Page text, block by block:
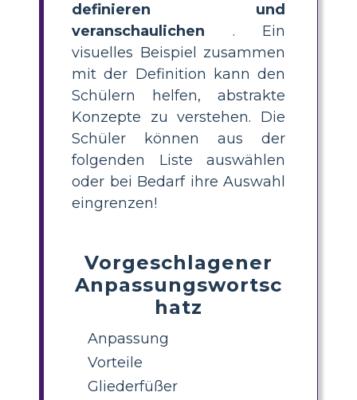
definieren und
veranschaulichen . Ein
visuelles Beispiel zusammen
mit der Definition kann den
Schülern helfen, abstrakte
Konzepte zu verstehen. Die
Schüler können aus der
folgenden Liste auswählen
oder bei Bedarf ihre Auswahl
eingrenzen!
Vorgeschlagener
Anpassungswortsc
hatz
Anpassung
Vorteile
Gliederfüßer